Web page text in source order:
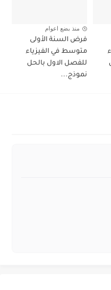
منذ بضع اعوام
فرض السنة الأولى
متوسط في الفيزياء
للفصل الاول بالحل
نموذج...